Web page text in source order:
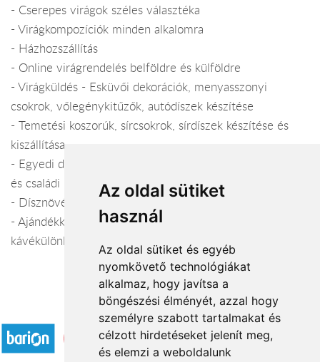
Az oldal sütiket
használ
Az oldal sütiket és egyéb
nyomkövető technológiákat
alkalmaz, hogy javítsa a
böngészési élményét, azzal hogy
személyre szabott tartalmakat és
célzott hirdetéseket jelenít meg,
és elemzi a weboldalunk
- Cserepes virágok széles választéka
- Virágkompozíciók minden alkalomra
- Házhozszállítás
- Online virágrendelés belföldre és külföldre
- Virágküldés - Esküvői dekorációk, menyasszonyi
csokrok, vőlegénykitűzők, autódíszek készítése
- Temetési koszorúk, sírcsokrok, sírdíszek készítése és
kiszállítása
- Egyedi dekorációk készítése lakásokba, irodákba, céges
és családi rendezvényekre
- Dísznövények telepítése, ápolása és karbantartása
- Ajándékkosarak, borok, csokoládék, tea- és
kávékülönlegességek
Elfogadott fizetési módok